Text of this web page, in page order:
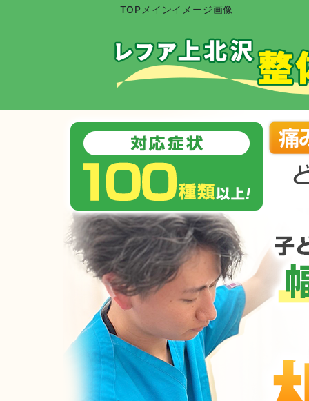
TOPメインイメージ画像